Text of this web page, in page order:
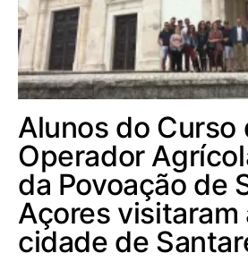
Alunos do Curso
Operador
da Povoação de
Açores visitaram
cidade de